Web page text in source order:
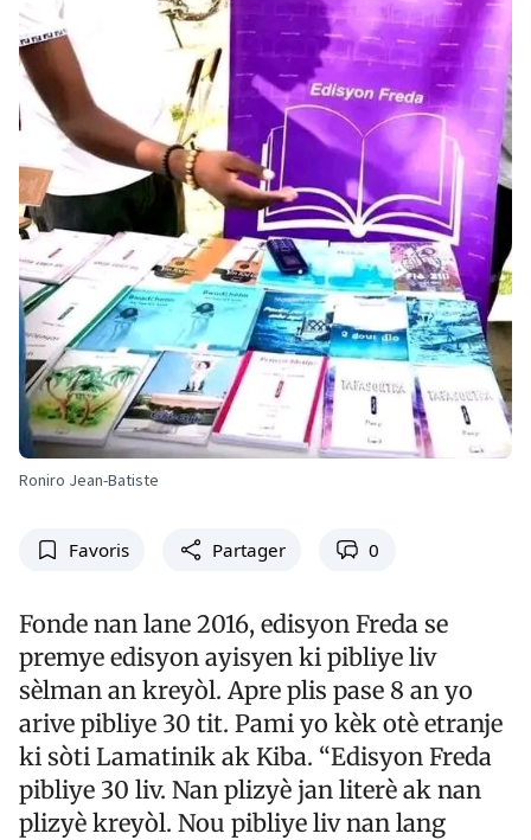
Roniro Jean-Batiste
Favoris Partager 0
Fonde nan lane 2016, edisyon Freda se
premye edisyon ayisyen ki pibliye liv
sèlman an kreyòl. Apre plis pase 8 an yo
arive pibliye 30 tit. Pami yo kèk otè etranje
ki sòti Lamatinik ak Kiba. “Edisyon Freda
pibliye 30 liv. Nan plizyè jan literè ak nan
plizyè kreyòl. Nou pibliye liv nan lang